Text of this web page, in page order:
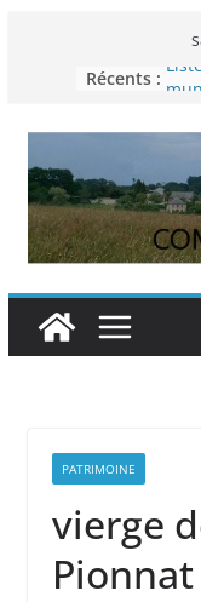
Récents :
PATRIMOINE
vierge
Pionnat